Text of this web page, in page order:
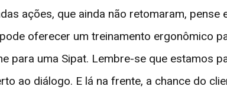
ações, que ainda não retomaram,
oferecer um treinamento ergonômico
para uma Sipat. Lembre-se que estamos
ao diálogo. E lá na frente, a chance do